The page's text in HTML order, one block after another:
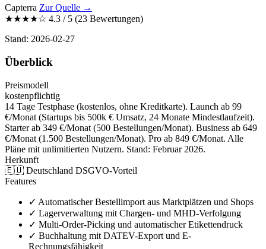
Capterra Zur Quelle →
★★★★☆ 4.3 / 5 (23 Bewertungen)
Stand: 2026-02-27
Überblick
Preismodell
kostenpflichtig
14 Tage Testphase (kostenlos, ohne Kreditkarte). Launch ab 99
€/Monat (Startups bis 500k € Umsatz, 24 Monate Mindestlaufzeit).
Starter ab 349 €/Monat (500 Bestellungen/Monat). Business ab 649
€/Monat (1.500 Bestellungen/Monat). Pro ab 849 €/Monat. Alle
Pläne mit unlimitierten Nutzern. Stand: Februar 2026.
Herkunft
🇪🇺 Deutschland DSGVO-Vorteil
Features
✓ Automatischer Bestellimport aus Marktplätzen und Shops
✓ Lagerverwaltung mit Chargen- und MHD-Verfolgung
✓ Multi-Order-Picking und automatischer Etikettendruck
✓ Buchhaltung mit DATEV-Export und E-
Rechnungsfähigkeit